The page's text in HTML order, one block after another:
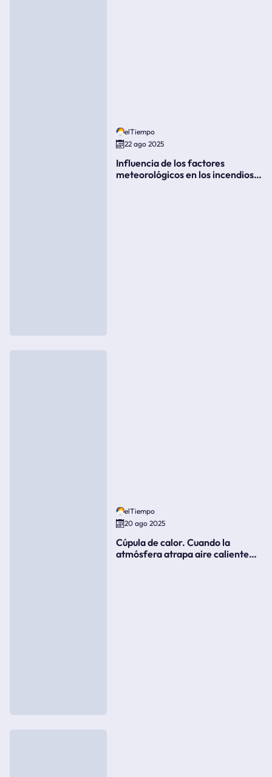
elTiempo
22 ago 2025
Influencia de los factores
meteorológicos en los incendios
elTiempo
20 ago 2025
Cúpula de calor. Cuando la
atmósfera atrapa aire caliente